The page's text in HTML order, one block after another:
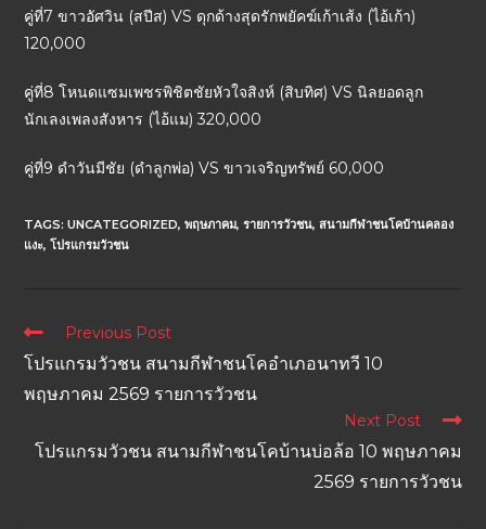
คู่ที่7 ขาวอัศวิน (สปีส) VS ดุกด้างสุดรักพยัคฆ์เก้าเส้ง (ไอ้เก้า)
120,000
คู่ที่8 โหนดแซมเพชรพิชิตชัยหัวใจสิงห์ (สิบทิศ) VS นิลยอดลูก
นักเลงเพลงสังหาร (ไอ้แม) 320,000
คู่ที่9 ดำวันมีชัย (ดำลูกพ่อ) VS ขาวเจริญทรัพย์ 60,000
TAGS:UNCATEGORIZED, พฤษภาคม, รายการวัวชน, สนามกีฬาชนโคบ้านคลอง
แงะ, โปรแกรมวัวชน
Previous Post
โปรแกรมวัวชน สนามกีฬาชนโคอำเภอนาทวี 10
พฤษภาคม 2569 รายการวัวชน
Next Post
โปรแกรมวัวชน สนามกีฬาชนโคบ้านบ่อล้อ 10 พฤษภาคม
2569 รายการวัวชน